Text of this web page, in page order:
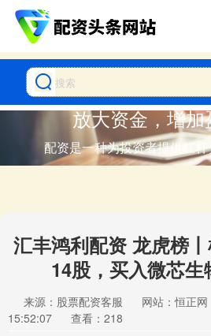
放大资金，增
配资是一种为投资者提供杠
汇丰鸿利配资 龙虎榜
14股，买入微芯生
来源：股票配资客服 网站：恒正网
15:52:07
查看：218